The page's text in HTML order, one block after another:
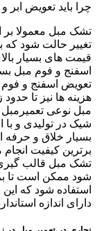
چرا باید تعویض ابر
تشک مبل معمولا بر
تغییر حالت شود که
قیمت های بسیار
اسفنج و فوم مبل
تعویض اسفنج و
هزینه ها نیز تا
مبل نوعی
شیک در تولیدی و با
بسیار خلاق و حرفه
برترین کیفیت
تشک مبل قالب
شود ممکن است تا
استفاده شود که
دارای اندازه